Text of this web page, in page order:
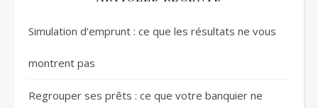
Simulation d’emprunt : ce que les résultats ne vous
montrent pas
Regrouper ses prêts : ce que votre banquier ne